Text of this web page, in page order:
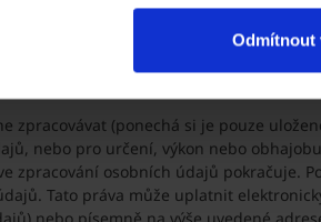
Odmítnout
na základě oprávněného zájmu
popíše. Námitku může subjekt údajů
subjektu údajů) nebo písemně na výše
(ponechá si je pouze
nebo pro určení, výkon nebo
zpracování osobních údajů pokračuje.
Tato práva může uplatnit
nebo písemně na výše uvedené